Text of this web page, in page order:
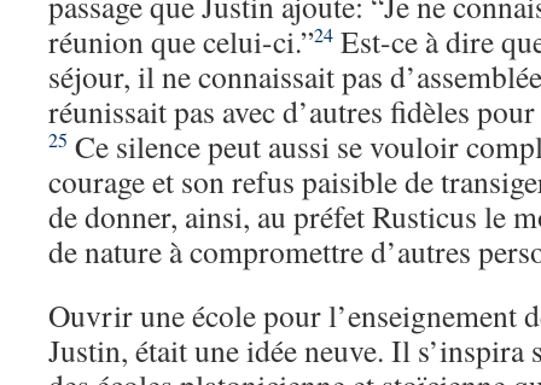
réunion que celui-ci.”24 Est-ce à dire
séjour, il ne connaissait pas
réunissait pas avec d’autres fidèles
25 Ce silence peut aussi se vouloir
courage et son refus paisible de
de donner, ainsi, au préfet Rusticus le
de nature à compromettre d’autres
Ouvrir une école pour l’enseignement
Justin, était une idée neuve. Il s’inspira